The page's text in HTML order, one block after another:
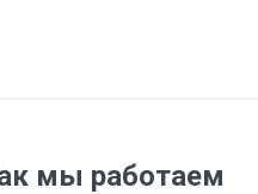
мы работаем